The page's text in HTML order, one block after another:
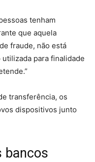
tenham
que aquela
fraude, não está
para finalidade
transferência, os
dispositivos junto
bancos